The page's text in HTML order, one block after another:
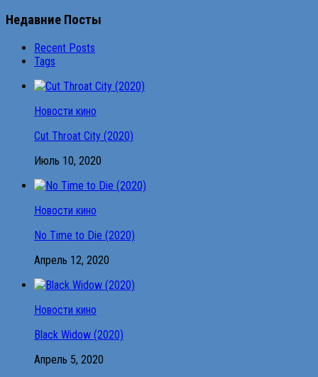
Недавние Посты
Recent Posts
Tags
Новости кино
Cut Throat City (2020)
Июль 10, 2020
Новости кино
No Time to Die (2020)
Апрель 12, 2020
Новости кино
Black Widow (2020)
Апрель 5, 2020